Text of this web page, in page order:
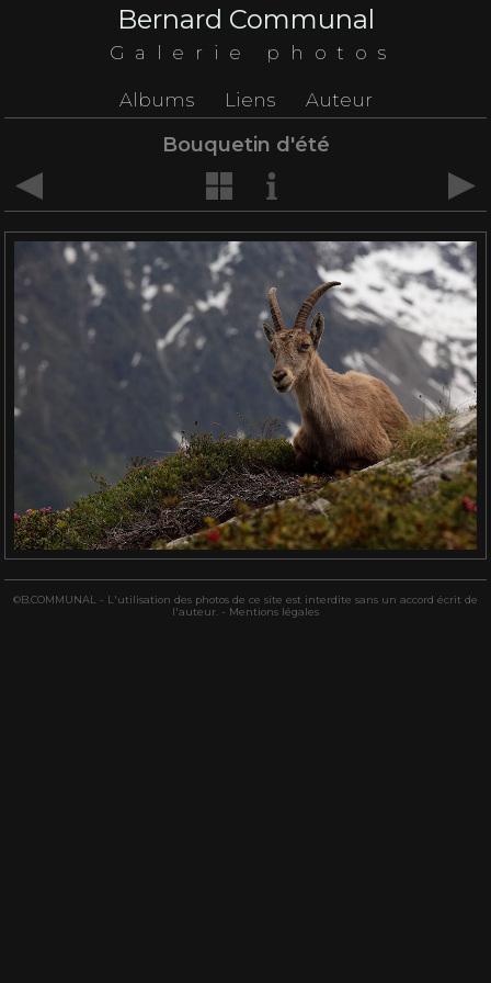
Bernard Communal
Galerie photos
Albums Liens Auteur
Bouquetin d'été
©B.COMMUNAL - L'utilisation des photos de ce site est interdite sans un accord écrit de
l'auteur. - Mentions légales